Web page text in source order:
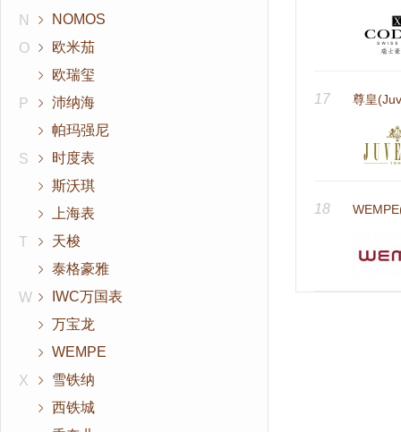
N
NOMOS
O
欧米茄
欧瑞玺
P
沛纳海
帕玛强尼
S
时度表
斯沃琪
上海表
T
天梭
泰格豪雅
W
IWC万国表
万宝龙
WEMPE
X
雪铁纳
西铁城
17 尊皇
18